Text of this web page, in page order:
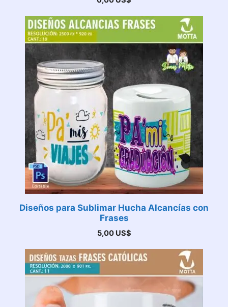
Diseños para Sublimar Hucha Alcancías con
Frases
5,00 US$